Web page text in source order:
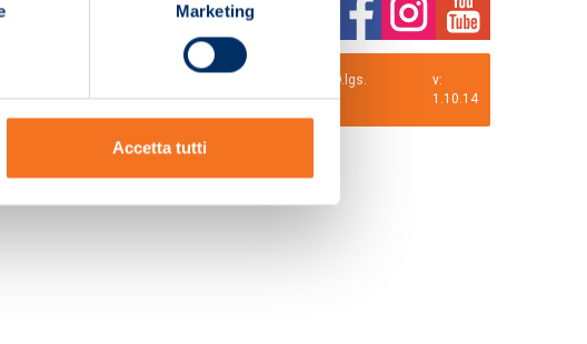
Marketing
Accetta tutti
€ 2.000.000,00 i.v. La Società adotta il Codice Etico D.lgs.
v:
1.10.14